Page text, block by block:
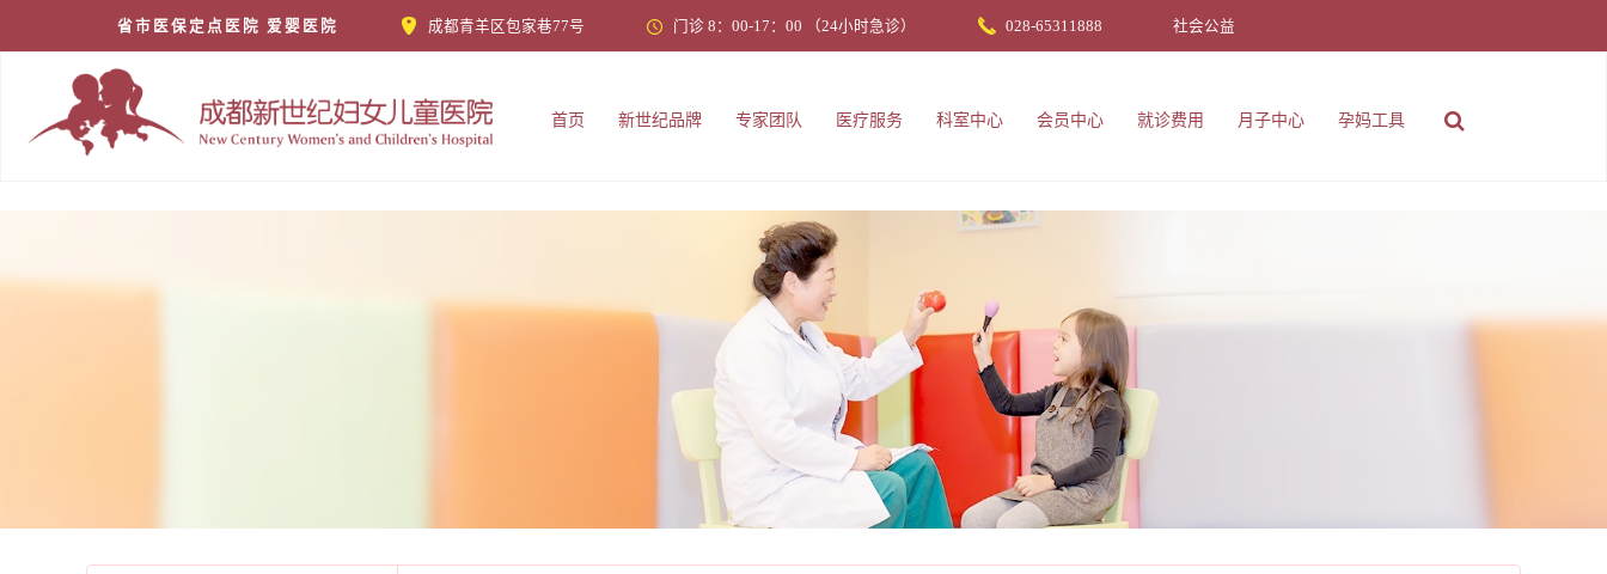
省市医保定点医院 爱婴医院 成都青羊区包家巷77号 门诊 8：00-17：00 （24小时急诊） 028-65311888 社会公益
首页 新世纪品牌 专家团队 医疗服务 科室中心 会员中心 就诊费用 月子中心 孕妈工具